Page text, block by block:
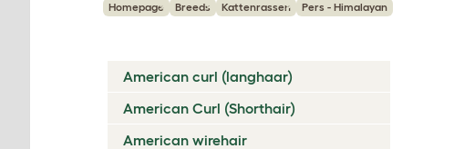
Homepage Breeds Kattenrassen Pers - Himalayan
American curl (langhaar)
American Curl (Shorthair)
American wirehair